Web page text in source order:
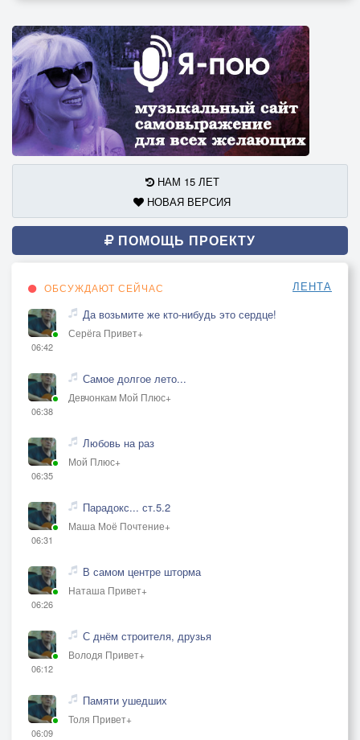
НАМ 15 ЛЕТ
НОВАЯ ВЕРСИЯ
ПОМОЩЬ ПРОЕКТУ
ОБСУЖДАЮТ СЕЙЧАС ЛЕНТА
06:42
Да возьмите же кто-нибудь это сердце!
Серёга Привет+
06:38
Самое долгое лето...
Девчонкам Мой Плюс+
06:35
Любовь на раз
Мой Плюс+
06:31
Парадокс... ст.5.2
Маша Моё Почтение+
06:26
В самом центре шторма
Наташа Привет+
06:12
С днём строителя, друзья
Володя Привет+
06:09
Памяти ушедших
Толя Привет+